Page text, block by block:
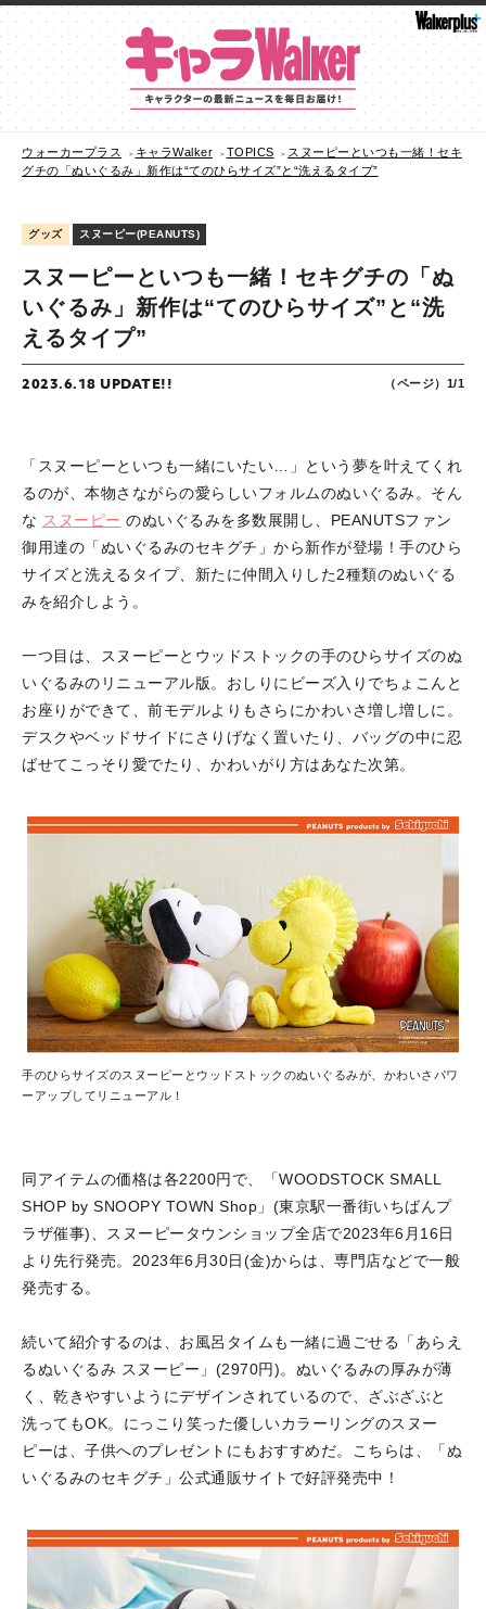
ウォーカープラス キャラWalker TOPICS
スヌーピーといつも一緒！セキ
グチの「ぬいぐるみ」新作は“てのひらサイズ”と“洗えるタイプ”
グッズ スヌーピー(PEANUTS)
スヌーピーといつも一緒！セキグチの「ぬ
いぐるみ」新作は“てのひらサイズ”と“洗
えるタイプ”
2023.6.18 UPDATE!! （ページ）1/1
「スヌーピーといつも一緒にいたい…」という夢を叶えてくれ
るのが、本物さながらの愛らしいフォルムのぬいぐるみ。そん
な スヌーピー のぬいぐるみを多数展開し、PEANUTSファン
御用達の「ぬいぐるみのセキグチ」から新作が登場！手のひら
サイズと洗えるタイプ、新たに仲間入りした2種類のぬいぐる
みを紹介しよう。
一つ目は、スヌーピーとウッドストックの手のひらサイズのぬ
いぐるみのリニューアル版。おしりにビーズ入りでちょこんと
お座りができて、前モデルよりもさらにかわいさ増し増しに。
デスクやベッドサイドにさりげなく置いたり、バッグの中に忍
ばせてこっそり愛でたり、かわいがり方はあなた次第。
手のひらサイズのスヌーピーとウッドストックのぬいぐるみが、かわいさパワ
ーアップしてリニューアル！
同アイテムの価格は各2200円で、「WOODSTOCK SMALL
SHOP by SNOOPY TOWN Shop」(東京駅一番街いちばんプ
ラザ催事)、スヌーピータウンショップ全店で2023年6月16日
より先行発売。2023年6月30日(金)からは、専門店などで一般
発売する。
続いて紹介するのは、お風呂タイムも一緒に過ごせる「あらえ
るぬいぐるみ スヌーピー」(2970円)。ぬいぐるみの厚みが薄
く、乾きやすいようにデザインされているので、ざぶざぶと
洗ってもOK。にっこり笑った優しいカラーリングのスヌー
ピーは、子供へのプレゼントにもおすすめだ。こちらは、「ぬ
いぐるみのセキグチ」公式通販サイトで好評発売中！